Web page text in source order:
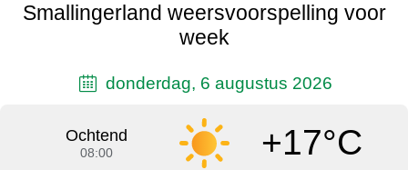
Smallingerland weersvoorspelling voor
week
donderdag, 6 augustus 2026
Ochtend
08:00 +17°C